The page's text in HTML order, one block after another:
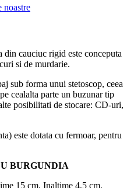
noastre
din cauciuc rigid este conceputa
si de murdarie.
sub forma unui stetoscop, ceea
cealalta parte un buzunar tip
posibilitati de stocare: CD-uri,
este dotata cu fermoar, pentru
BURGUNDIA
15 cm, Inaltime 4,5 cm.